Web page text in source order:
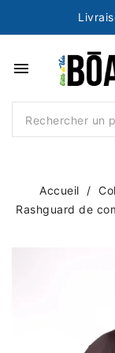
menu
Accueil
Rashguard de